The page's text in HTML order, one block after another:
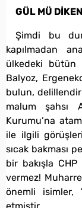
GÜL MÜ
Şimdi bu
kapılmadan
ülkedeki bütün
Balyoz,
bulun,
malum şahsı
Kurumu’na
ile ilgili
sıcak bakması
bir bakışla
vermez!
önemli isimler,